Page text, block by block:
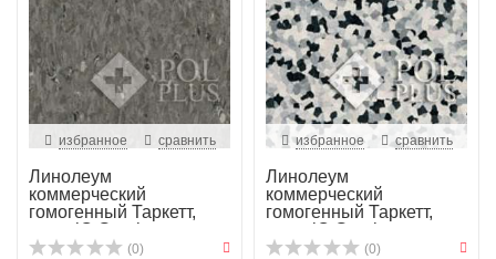
избранное сравнить
Линолеум
коммерческий
гомогенный Таркетт,
колл. iQ Granit...
(0)
избранное сравнить
Линолеум
коммерческий
гомогенный Таркетт,
колл. iQ Granit...
(0)